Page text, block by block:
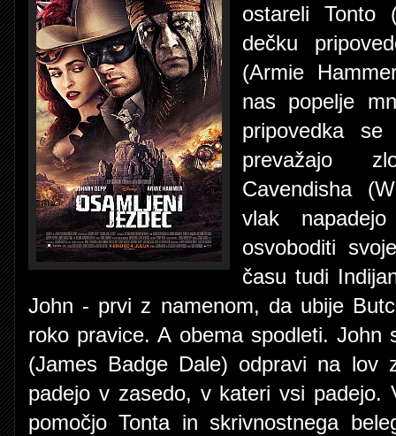
ostareli Tonto
dečku
(Armie
nas popelje
pripovedka
prevažajo
Cavendisha
vlak
osvoboditi
času tudi
John - prvi z namenom, da ubije
roko pravice. A obema spodleti.
(James Badge Dale) odpravi na lov
padejo v zasedo, v kateri vsi
pomočjo Tonta in skrivnostnega